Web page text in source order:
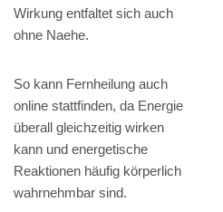
Wirkung entfaltet sich auch
ohne Naehe.
So kann Fernheilung auch
online stattfinden, da Energie
überall gleichzeitig wirken
kann und energetische
Reaktionen häufig körperlich
wahrnehmbar sind.